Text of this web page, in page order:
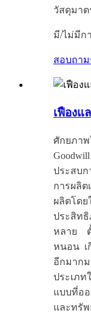
วัสดุมาต
มี/ไม่มีก
สอบถาม
เฟืองแ
ศักยภาพ
ประสบก
การผลิ
ผลิตโด
ประสิทธิ
หลาย ตั้
หนอน เ
อีกมาก
ประเภ
แบบที่อ
และทรั